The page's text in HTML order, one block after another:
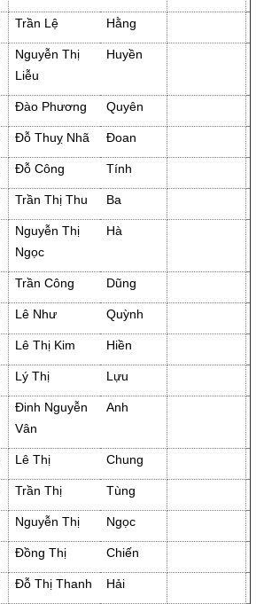
Trần Lệ Hằng
Nguyễn Thị
Liễu
Huyền
Đào Phương Quyên
Đỗ Thuỵ Nhã Đoan
Đỗ Công Tính
Trần Thị Thu Ba
Nguyễn Thị
Ngọc
Hà
Trần Công Dũng
Lê Như Quỳnh
Lê Thị Kim Hiền
Lý Thị Lựu
Đinh Nguyễn
Vân
Anh
Lê Thị Chung
Trần Thị Tùng
Nguyễn Thị Ngọc
Đồng Thị Chiến
Đỗ Thị Thanh Hải